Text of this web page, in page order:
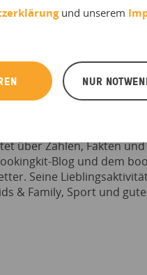
über Zahlen, Fakten
Blog und dem
Seine
& Family, Sport und
und unserem
NUR